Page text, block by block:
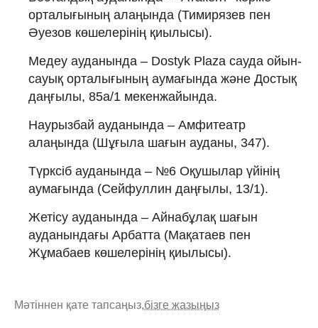
орталығының алаңында (Тимирязев пен
Әуезов көшелерінің қиылысы).
Медеу ауданында – Dostyk Plaza сауда ойын-
сауық орталығының аумағында және Достық
даңғылы, 85а/1 мекенжайында.
Наурызбай ауданында – Амфитеатр
алаңында (Шұғыла шағын ауданы, 347).
Түрксіб ауданында – №6 Оқушылар үйінің
аумағында (Сейфуллин даңғылы, 13/1).
Жетісу ауданында – Айнабұлақ шағын
ауданындағы Арбатта (Мақатаев пен
Жұмабаев көшелерінің қиылысы).
Мәтіннен қате тапсаңыз,бізге жазыңыз